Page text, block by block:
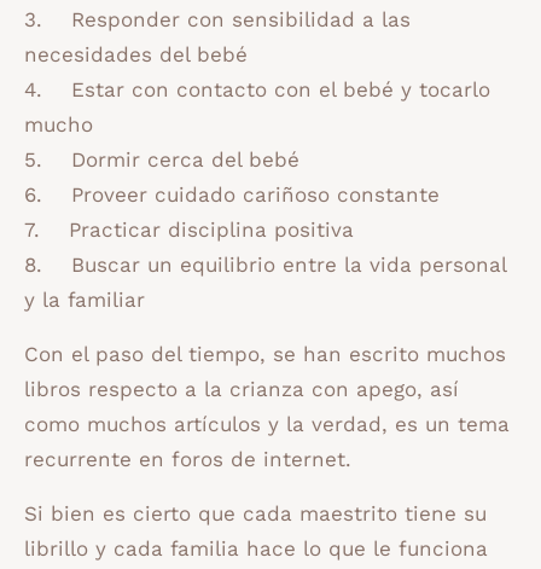
3. Responder con sensibilidad a las
necesidades del bebé
4. Estar con contacto con el bebé y tocarlo
mucho
5. Dormir cerca del bebé
6. Proveer cuidado cariñoso constante
7. Practicar disciplina positiva
8. Buscar un equilibrio entre la vida personal
y la familiar
Con el paso del tiempo, se han escrito muchos
libros respecto a la crianza con apego, así
como muchos artículos y la verdad, es un tema
recurrente en foros de internet.
Si bien es cierto que cada maestrito tiene su
librillo y cada familia hace lo que le funciona